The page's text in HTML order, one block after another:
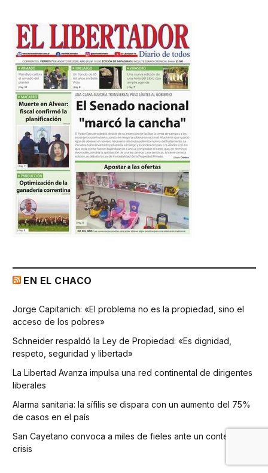
EN EL CHACO
Jorge Capitanich: «El problema no es la propiedad, sino el
acceso de los pobres»
Schneider respaldó la Ley de Propiedad: «Es dignidad,
respeto, seguridad y libertad»
La Libertad Avanza impulsa una red continental de dirigentes
liberales
Alarma sanitaria: la sífilis se dispara con un aumento del 75%
de casos en el país
San Cayetano convoca a miles de fieles ante un contexto de
crisis